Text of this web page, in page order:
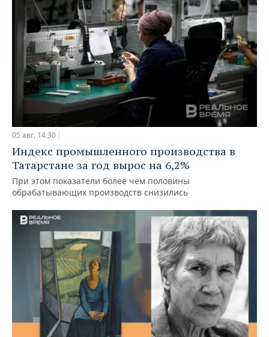
05 авг, 14:30
Индекс промышленного производства в
Татарстане за год вырос на 6,2%
При этом показатели более чем половины
обрабатывающих производств снизились